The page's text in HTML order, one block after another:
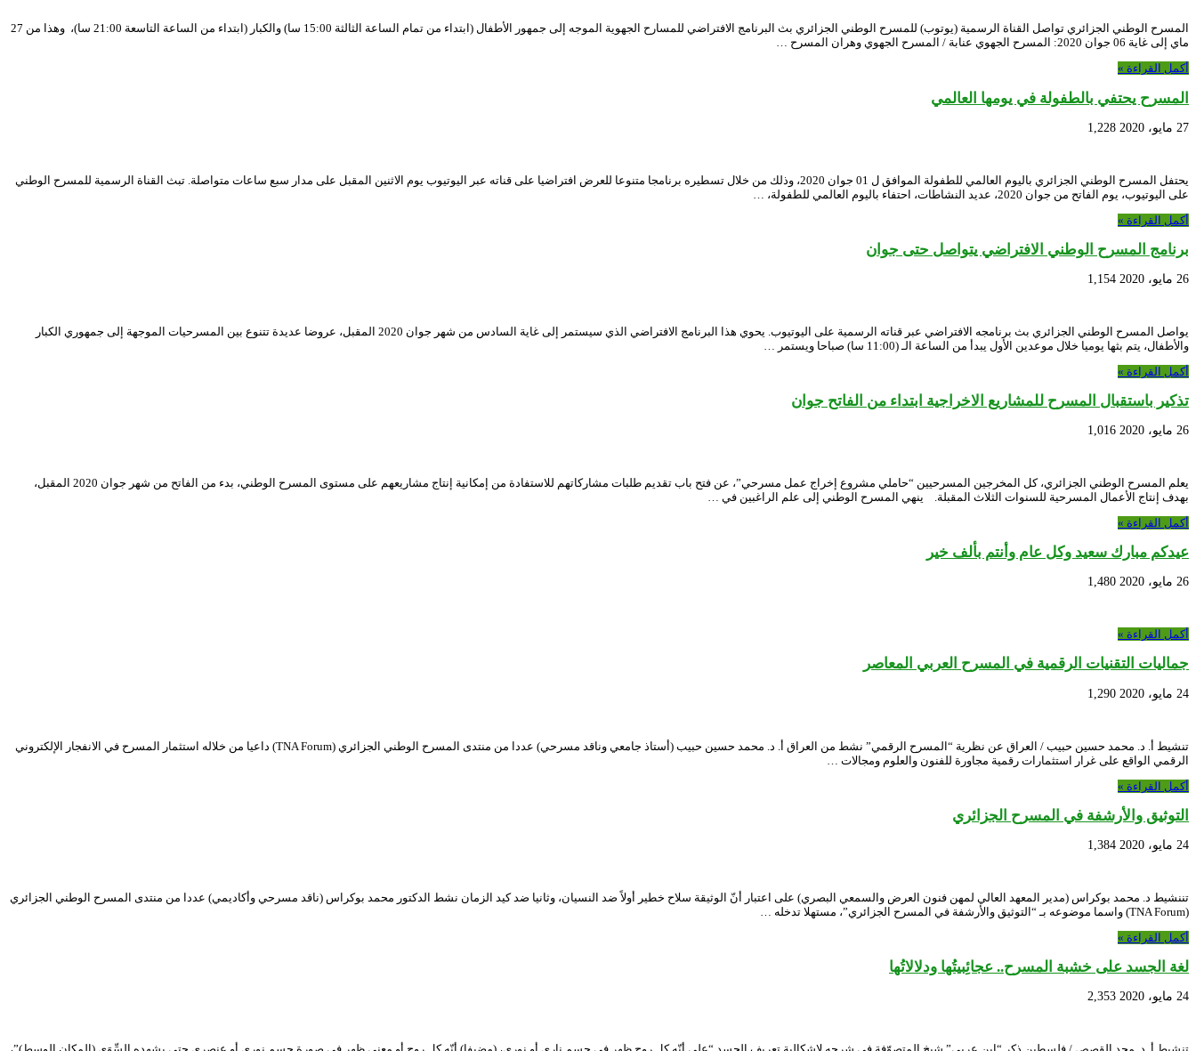
المسرح الوطني الجزائري تواصل القناة الرسمية (يوتوب) للمسرح الوطني الجزائري بث البرنامج الافتراضي للمسارح الجهوية الموجه إلى جمهور الأطفال (ابتداء من تمام الساعة الثالثة 15:00 سا) والكبار (ابتداء من الساعة التاسعة 21:00 سا)، وهذا من 27
ماي إلى غاية 06 جوان 2020: المسرح الجهوي عنابة / المسرح الجهوي وهران المسرح …
أكمل القراءة »
المسرح يحتفي بالطفولة في يومها العالمي
27 مايو، 2020 1,228
يحتفل المسرح الوطني الجزائري باليوم العالمي للطفولة الموافق ل 01 جوان 2020، وذلك من خلال تسطيره برنامجا متنوعا للعرض افتراضيا على قناته عبر اليوتيوب يوم الاثنين المقبل على مدار سبع ساعات متواصلة. تبث القناة الرسمية للمسرح الوطني
على اليوتيوب، يوم الفاتح من جوان 2020، عديد النشاطات، احتفاء باليوم العالمي للطفولة، …
أكمل القراءة »
برنامج المسرح الوطني الافتراضي يتواصل حتى جوان
26 مايو، 2020 1,154
يواصل المسرح الوطني الجزائري بث برنامجه الافتراضي عبر قناته الرسمية على اليوتيوب. يحوي هذا البرنامج الافتراضي الذي سيستمر إلى غاية السادس من شهر جوان 2020 المقبل، عروضا عديدة تتنوع بين المسرحيات الموجهة إلى جمهوري الكبار
والأطفال، يتم بثها يوميا خلال موعدين الأول يبدأ من الساعة الـ (11:00 سا) صباحا ويستمر …
أكمل القراءة »
تذكير باستقبال المسرح للمشاريع الاخراجية ابتداء من الفاتح جوان
26 مايو، 2020 1,016
يعلم المسرح الوطني الجزائري، كل المخرجين المسرحيين “حاملي مشروع إخراج عمل مسرحي”، عن فتح باب تقديم طلبات مشاركاتهم للاستفادة من إمكانية إنتاج مشاريعهم على مستوى المسرح الوطني، بدء من الفاتح من شهر جوان 2020 المقبل،
بهدف إنتاج الأعمال المسرحية للسنوات الثلاث المقبلة. ينهي المسرح الوطني إلى علم الراغبين في …
أكمل القراءة »
عيدكم مبارك سعيد وكل عام وأنتم بألف خير
26 مايو، 2020 1,480
أكمل القراءة »
جماليات التقنيات الرقمية في المسرح العربي المعاصر
24 مايو، 2020 1,290
تنشيط أ. د. محمد حسين حبيب / العراق عن نظرية “المسرح الرقمي” نشط من العراق أ. د. محمد حسين حبيب (أستاذ جامعي وناقد مسرحي) عددا من منتدى المسرح الوطني الجزائري (TNA Forum) داعيا من خلاله استثمار المسرح في الانفجار الإلكتروني
الرقمي الواقع على غرار استثمارات رقمية مجاورة للفنون والعلوم ومجالات …
أكمل القراءة »
التوثيق والأرشفة في المسرح الجزائري
24 مايو، 2020 1,384
تننشيط د. محمد بوكراس (مدير المعهد العالي لمهن فنون العرض والسمعي البصري) على اعتبار أنّ الوثيقة سلاح خطير أولاً ضد النسيان، وثانيا ضد كيد الزمان نشط الدكتور محمد بوكراس (ناقد مسرحي وأكاديمي) عددا من منتدى المسرح الوطني الجزائري
(TNA Forum) واسما موضوعه بـ “التوثيق والأرشفة في المسرح الجزائري”، مستهلا تدخله …
أكمل القراءة »
لغة الجسد على خشبة المسرح.. عجائِبيتُها ودلالاتُها
24 مايو، 2020 2,353